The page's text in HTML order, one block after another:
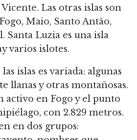
Las otras islas son
Maio, Santo Antão,
Santa Luzia es una isla
varios islotes.
islas es variada: algunas
llanas y otras montañosas.
activo en Fogo y el punto
con 2.829 metros.
en dos grupos: